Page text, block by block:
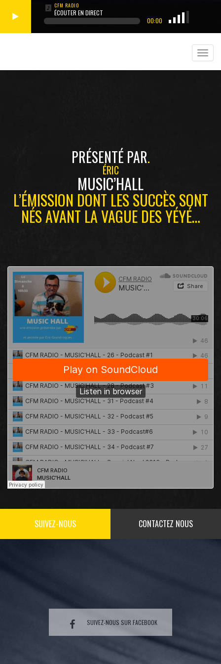
ÉCOUTER EN DIRECT
00:00
PRÉSENTÉ PAR
ÉRIC
MUSIC’HALL
L’ÉMISSION DONT LES SUCCÈS SONT
NÉS AVANT LA VAGUE DES YÉYÉ…
SUIVEZ-NOUS CONTACTEZ NOUS
SUIVEZ-NOUS SUR FACEBOOK